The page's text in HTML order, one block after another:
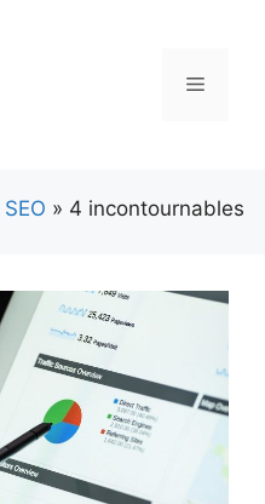
Menu
SEO » 4 incontournables